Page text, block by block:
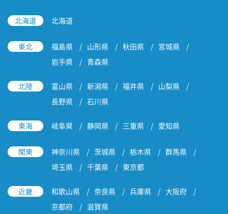
北海道 北海道
東北 福島県 山形県 秋田県
宮城県
岩手県
青森県
北陸 富山県 新潟県 福井県
山梨県
長野県
石川県
東海 岐阜県 静岡県 三重県 愛知県
関東 神奈川県 茨城県 栃木県
群馬県
埼玉県
千葉県 東京都
近畿 和歌山県 奈良県 兵庫県
大阪府
京都府
滋賀県